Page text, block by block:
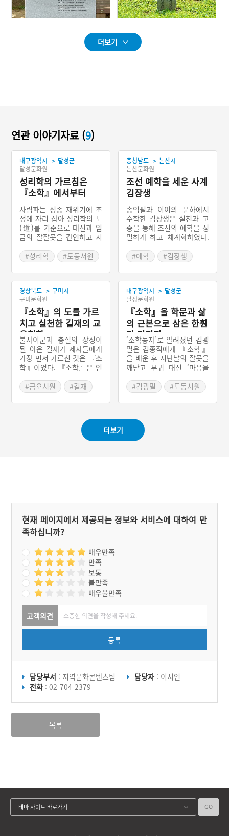
더보기
연관 이야기자료 (9)
대구광역시 > 달성군
달성문화원
성리학의 가르침은
『소학』에서부터
사림파는 성종 재위기에 조
정에 자리 잡아 성리학의 도
(道)를 기준으로 대신과 임
금의 잘잘못을 간언하고 지
마다 ‘소학의 무리’가 화를
당했다 하여 『소학』이 경
시되거나 묻혔지만, 후대의
사림들에 의해 그 중요함이
다시 드러났다. 『소학』을
배우지 않아 사회가 문란해
졌다고 여겼기 때문이다.
『소학』은 『대학』을 공
부하기 전에 꼭 봐야 하는
유학의 기본서였고 인간의
도리를 깨닫고 실천하기 위
한 지침서였다. 동방 오현으
로 조선 도통을 계승하고 있
는 ‘소학동자’ 김굉필은 유
교에서 소학의 의미를 상징
하는 인물이기도 하다.
#성리학 #도동서원
충청남도 > 논산시
논산문화원
조선 예학을 세운 사계
김장생
송익필과 이이의 문하에서
수학한 김장생은 실천과 고
증을 통해 조선의 예학을 정
밀하게 하고 체계화하였다.
괄의 난 등 안팎으로 혼란한
시기를 살았던 김장생은
“예는 하늘의 이치를 성문
화한 규범이요, 인간이 따라
야 할 규칙”이라는 주자의
가르침을 더욱 강조하며 의
리와 명분이 있는 성리학적
예법으로 조선 왕실의 왕통
과 유교 사회의 질서를 바로
세우고자 하였다.
#예학
#김장생
경상북도 > 구미시
구미문화원
『소학』의 도를 가르
치고 실천한 길재의 교
육철학
불사이군과 충절의 상징이
된 야은 길재가 제자들에게
가장 먼저 가르친 것은 『소
학』이었다. 『소학』은 인
가지 도리와 인간 행동의 규
범, 실천 방법을 가정과 일
상에서 어떻게 행해야 하는
규범들을 가르치는 책이다.
효에 관한 내용이 반 이상을
차지하고 있어 가족관계의
고 직접 효의 실천을 보여
충의 실천과 함께 후대에 큰
본이 되었다.
#금오서원 #길재
대구광역시 > 달성군
달성문화원
『소학』을 학문과 삶
의 근본으로 삼은 한훤
당 김굉필
‘소학동자’로 알려졌던 김굉
필은 김종직에게 『소학』
을 배운 후 지난날의 잘못을
깨닫고 부귀 대신 ‘마음을
삶의 목표로 삼았다. 학문에
뜻을 두었다면 『소학』부
터 시작해야 한다는 확신으
학』을 먼저 하고 『대학』
을 가르쳤다. 영남지역에서
김굉필의 가르침은 제자인
#김굉필 #도동서원
더보기
현재 페이지에서 제공되는 정보와 서비스에 대하여 만
족하십니까?
매우만족
만족
보통
불만족
매우불만족
고객의견
등록
담당부서 : 지역문화콘텐츠팀 담당자 : 이서연
전화 : 02-704-2379
목록
테마 사이트 바로가기 GO